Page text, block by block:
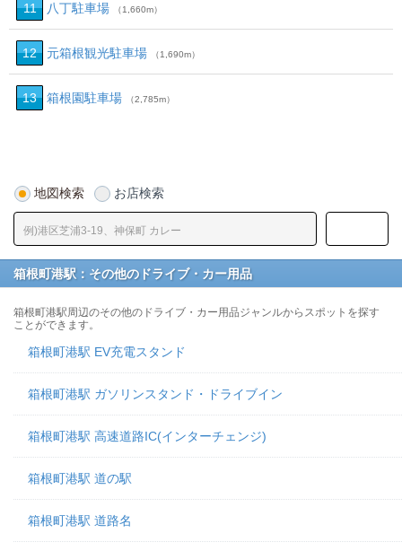
11 八丁駐車場 （1,660m）
12 元箱根観光駐車場 （1,690m）
13 箱根園駐車場 （2,785m）
地図検索 お店検索
箱根町港駅：その他のドライブ・カー用品
箱根町港駅周辺のその他のドライブ・カー用品ジャンルからスポットを探す
ことができます。
箱根町港駅 EV充電スタンド
箱根町港駅 ガソリンスタンド・ドライブイン
箱根町港駅 高速道路IC(インターチェンジ)
箱根町港駅 道の駅
箱根町港駅 道路名